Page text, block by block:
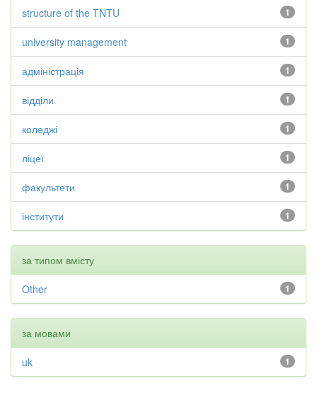
1
structure of the TNTU
1
university management
1
адміністрація
1
відділи
1
коледжі
1
ліцеї
1
факультети
1
інститути
за типом вмісту
1
Other
за мовами
1
uk